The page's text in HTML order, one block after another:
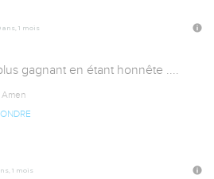
ans, 1 mois
gagnant en étant honnête ....
1 mois